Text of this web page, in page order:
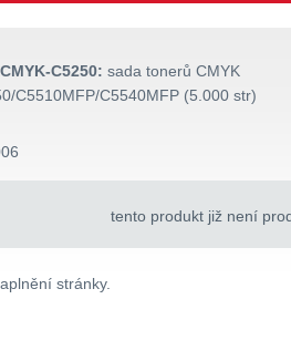
C5250: sada tonerů CMYK
C5510MFP/C5540MFP (5.000 str)
tento produkt již není
stránky.